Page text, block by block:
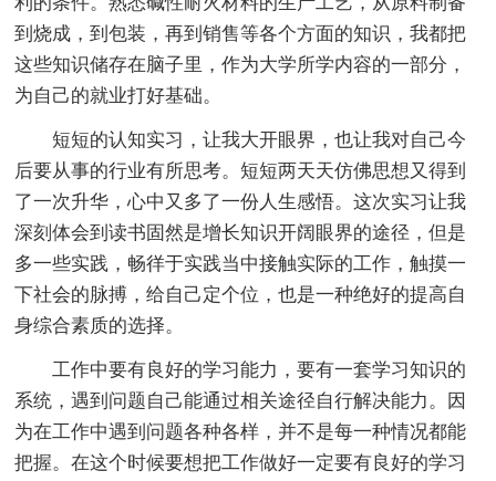
到烧成，到包装，再到销售等各个方面的知识，我都把
这些知识储存在脑子里，作为大学所学内容的一部分，
为自己的就业打好基础。
短短的认知实习，让我大开眼界，也让我对自己今
后要从事的行业有所思考。短短两天天仿佛思想又得到
了一次升华，心中又多了一份人生感悟。这次实习让我
深刻体会到读书固然是增长知识开阔眼界的途径，但是
多一些实践，畅徉于实践当中接触实际的工作，触摸一
下社会的脉搏，给自己定个位，也是一种绝好的提高自
身综合素质的选择。
工作中要有良好的学习能力，要有一套学习知识的
系统，遇到问题自己能通过相关途径自行解决能力。因
为在工作中遇到问题各种各样，并不是每一种情况都能
把握。在这个时候要想把工作做好一定要有良好的学习